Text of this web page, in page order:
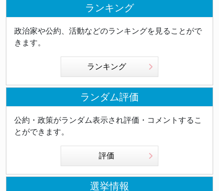
ランキング
政治家や公約、活動などのランキングを見ることがで
きます。
ランキング
ランダム評価
公約・政策がランダム表示され評価・コメントするこ
とができます。
評価
選挙情報